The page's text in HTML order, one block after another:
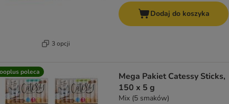
3 opcji
Dodaj do koszyka
poleca
Mega Pakiet Catessy Sticks,
150 x 5 g
Mix (5 smaków)